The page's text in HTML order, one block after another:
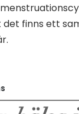
finns ett